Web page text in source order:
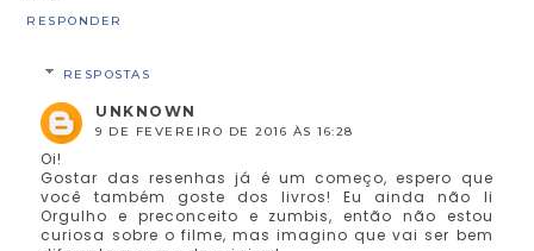
RESPONDER
RESPOSTAS
UNKNOWN
9 DE FEVEREIRO DE 2016 ÀS 16:28
Oi!
Gostar das resenhas já é um começo, espero que
você também goste dos livros! Eu ainda não li
Orgulho e preconceito e zumbis, então não estou
curiosa sobre o filme, mas imagino que vai ser bem